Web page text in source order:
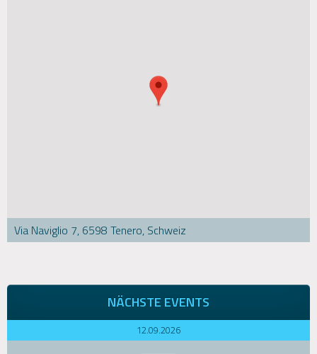
Via Naviglio 7, 6598 Tenero, Schweiz
NÄCHSTE EVENTS
12.09.2026